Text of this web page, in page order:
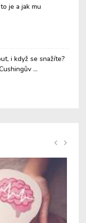
je a jak mu
i když se snažíte?
...